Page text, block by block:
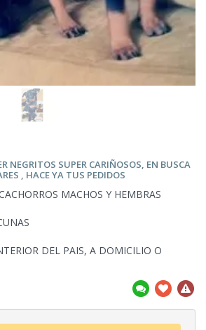
NEGRITOS SUPER CARIÑOSOS, EN BUSCA
, HACE YA TUS PEDIDOS
MACHOS Y HEMBRAS
DEL PAIS, A DOMICILIO O